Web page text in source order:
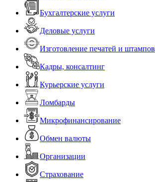
Бухгалтерские услуги
Деловые услуги
Изготовление печатей и штампов
Кадры, консалтинг
Курьерские услуги
Ломбарды
Микрофинансирование
Обмен валюты
Организации
Страхование